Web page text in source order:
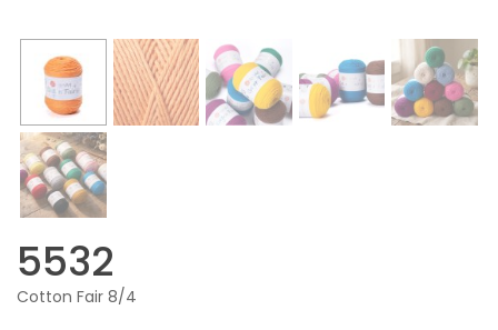
5532
Cotton Fair 8/4